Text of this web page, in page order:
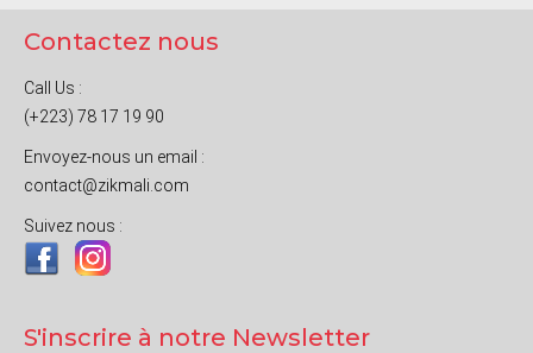
Contactez nous
Call Us :
(+223) 78 17 19 90
Envoyez-nous un email :
contact@zikmali.com
Suivez nous :
S'inscrire à notre Newsletter